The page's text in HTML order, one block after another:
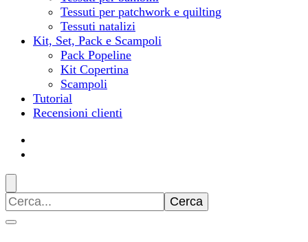
Tessuti per patchwork e quilting
Tessuti natalizi
Kit, Set, Pack e Scampoli
Pack Popeline
Kit Copertina
Scampoli
Tutorial
Recensioni clienti
Ricerca
per: